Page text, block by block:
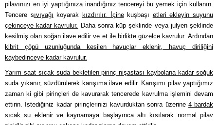
pilavınızı en iyi yaptığınıza inandığınız tencereyi bu yemek için kullanın.
Tencere sıvıyağı koyarak kızdırılır. İçinekuşbaşı etleri ekleyin suyunu
çekinceye kadar kavrulur. Daha sonra küp şeklinde veya julyen şeklinde
kesilmiş olansoğan ilave edilirve et ile birlikte güzelce kavrulur. Ardından
kibrit çöpü uzunluğunda kesilen havuçlar eklenir, havuç diriliğini
kaybedinceye kadar kavrulur.
Yarım saat sıcak suda bekletilen pirinç nişastası kaybolana kadar soğuk
suda yıkanır, süzdürülerek karışıma ilave edilir. Karışımı pilav yaptığımız
zaman ki gibi pirinçleri de kavurarak tencerede kavrulma işlemini devam
ettirin. İstediğiniz kadar pirinçlerinizi kavurduktan sonra üzerine 4 bardak
sıcak su eklenirve kaynamaya başlayınca altı kısılarak normal pilav